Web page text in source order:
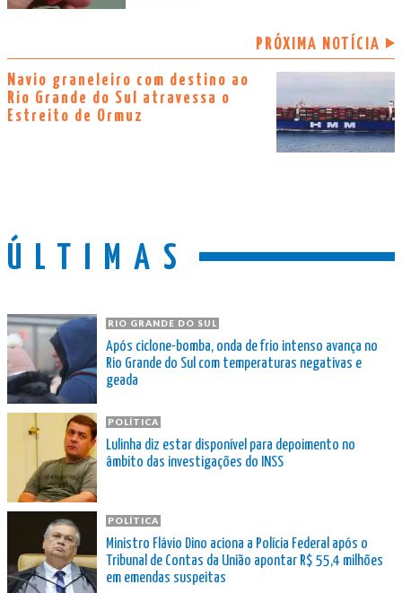
PRÓXIMA NOTÍCIA
Navio graneleiro com destino ao
Rio Grande do Sul atravessa o
Estreito de Ormuz
ÚLTIMAS
RIO GRANDE DO SUL
Após ciclone-bomba, onda de frio intenso avança no
Rio Grande do Sul com temperaturas negativas e
geada
POLÍTICA
Lulinha diz estar disponível para depoimento no
âmbito das investigações do INSS
POLÍTICA
Ministro Flávio Dino aciona a Polícia Federal após o
Tribunal de Contas da União apontar R$ 55,4 milhões
em emendas suspeitas